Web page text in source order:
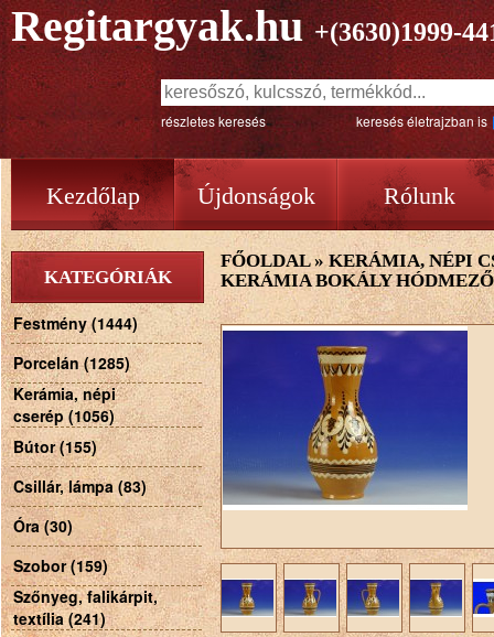
Regitargyak.hu +(3630)1999-
részletes keresés keresés életrajzban is
Kezdőlap Újdonságok Rólunk
KATEGÓRIÁK
Festmény (1444)
Porcelán (1285)
Kerámia, népi
cserép (1056)
Bútor (155)
Csillár, lámpa (83)
Óra (30)
Szobor (159)
Szőnyeg, falikárpit,
textília (241)
FŐOLDAL»KERÁMIA, NÉPI
KERÁMIA BOKÁLY